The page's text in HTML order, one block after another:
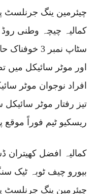
چیئرمین ینگ
کمالیہ چیچہ وطنی
سٹاپ نمبر 3
اور موٹر سائیکل میں
افراد نوجوان موٹر
تیز رفتار موٹر سائیکل
ریسکیو ٹیم فوراً موقع
کمالیہ افضل کھیتران
بیورو چیف ٹوبہ ٹیک
چیئرمین ینگ